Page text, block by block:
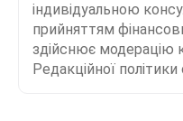
індивідуальною
прийняттям
здійснює модерацію
Редакційної політики